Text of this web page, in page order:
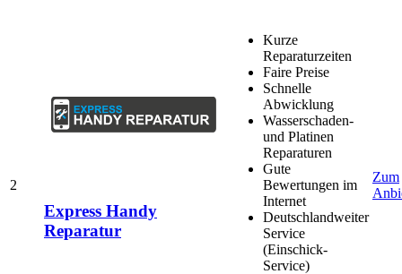
2
Express Handy
Reparatur
Kurze
Reparaturzeiten
Faire Preise
Schnelle
Abwicklung
Wasserschaden-
und Platinen
Reparaturen
Gute
Bewertungen im
Internet
Deutschlandweiter
Service
(Einschick-
Service)
Zum